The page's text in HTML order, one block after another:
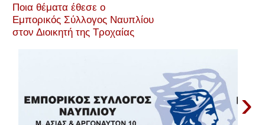
Ποια θέματα έθεσε ο
Εμπορικός Σύλλογος Ναυπλίου
στον Διοικητή της Τροχαίας
›